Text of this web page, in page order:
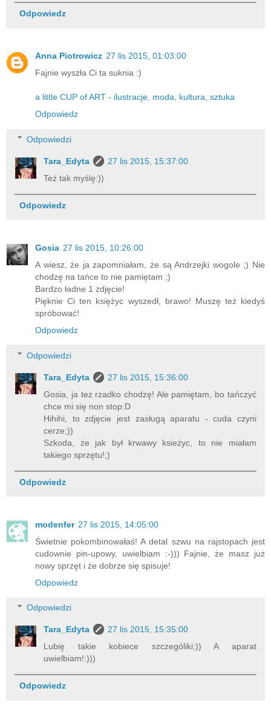
Odpowiedz
Anna Piotrowicz 27 lis 2015, 01:03:00
Fajnie wyszła Ci ta suknia :)
a little CUP of ART - ilustracje, moda, kultura, sztuka
Odpowiedz
Odpowiedzi
Tara_Edyta
27 lis 2015, 15:37:00
Też tak myślę:))
Odpowiedz
Gosia 27 lis 2015, 10:26:00
A wiesz, że ja zapomniałam, że są Andrzejki wogole ;) Nie
chodzę na tańce to nie pamiętam ;)
Bardzo ładne 1 zdjęcie!
Pięknie Ci ten księżyc wyszedł, brawo! Muszę też kiedyś
spróbować!
Odpowiedz
Odpowiedzi
Tara_Edyta
27 lis 2015, 15:36:00
Gosia, ja tez rzadko chodzę! Ale pamiętam, bo tańczyć
chce mi się non stop:D
Hihihi, to zdjęcie jest zasługą aparatu - cuda czyni
cerze;))
Szkoda, że jak był krwawy ksieżyc, to nie miałam
takiego sprzętu!;)
Odpowiedz
modenfer 27 lis 2015, 14:05:00
Świetnie pokombinowałaś! A detal szwu na rajstopach jest
cudownie pin-upowy, uwielbiam :-))) Fajnie, że masz już
nowy sprzęt i że dobrze się spisuje!
Odpowiedz
Odpowiedzi
Tara_Edyta
27 lis 2015, 15:35:00
Lubię takie kobiece szczególiki;)) A aparat
uwielbiam!:)))
Odpowiedz